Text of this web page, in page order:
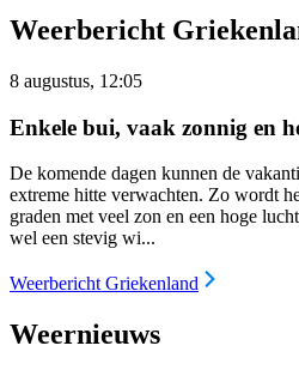
Weerbericht
8 augustus, 12:05
Enkele bui, vaak zonnig en
De komende dagen kunnen de
extreme hitte verwachten. Zo wordt
graden met veel zon en een hoge
wel een stevig wi...
Weerbericht Griekenland
Weernieuws